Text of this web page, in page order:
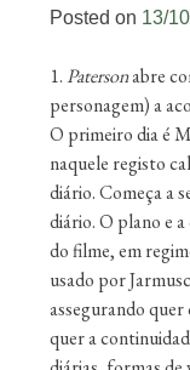
Posted on 13/
1.Patersonabre
personagem) a
O primeiro dia é
naquele registo
diário. Começa a
diário. O plano e
do filme, em
usado por
assegurando
quer a